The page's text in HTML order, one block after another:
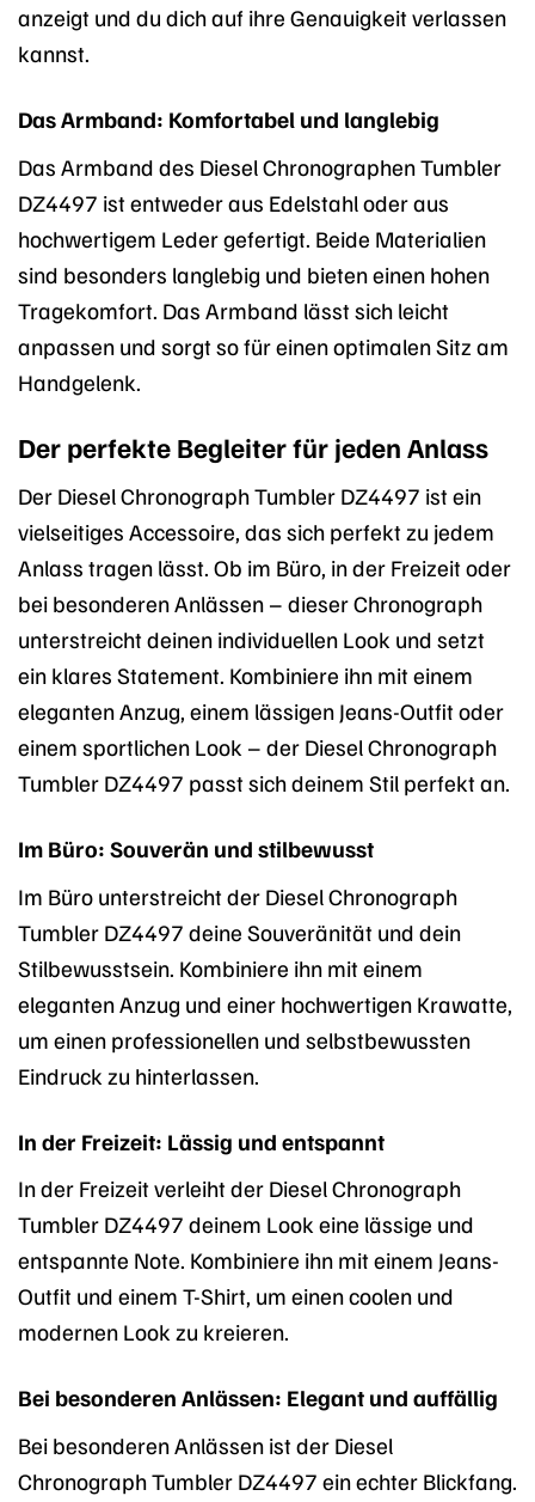
anzeigt und du dich auf ihre Genauigkeit verlassen
kannst.
Das Armband: Komfortabel und langlebig
Das Armband des Diesel Chronographen Tumbler
DZ4497 ist entweder aus Edelstahl oder aus
hochwertigem Leder gefertigt. Beide Materialien
sind besonders langlebig und bieten einen hohen
Tragekomfort. Das Armband lässt sich leicht
anpassen und sorgt so für einen optimalen Sitz am
Handgelenk.
Der perfekte Begleiter für jeden Anlass
Der Diesel Chronograph Tumbler DZ4497 ist ein
vielseitiges Accessoire, das sich perfekt zu jedem
Anlass tragen lässt. Ob im Büro, in der Freizeit oder
bei besonderen Anlässen – dieser Chronograph
unterstreicht deinen individuellen Look und setzt
ein klares Statement. Kombiniere ihn mit einem
eleganten Anzug, einem lässigen Jeans-Outfit oder
einem sportlichen Look – der Diesel Chronograph
Tumbler DZ4497 passt sich deinem Stil perfekt an.
Im Büro: Souverän und stilbewusst
Im Büro unterstreicht der Diesel Chronograph
Tumbler DZ4497 deine Souveränität und dein
Stilbewusstsein. Kombiniere ihn mit einem
eleganten Anzug und einer hochwertigen Krawatte,
um einen professionellen und selbstbewussten
Eindruck zu hinterlassen.
In der Freizeit: Lässig und entspannt
In der Freizeit verleiht der Diesel Chronograph
Tumbler DZ4497 deinem Look eine lässige und
entspannte Note. Kombiniere ihn mit einem Jeans-
Outfit und einem T-Shirt, um einen coolen und
modernen Look zu kreieren.
Bei besonderen Anlässen: Elegant und auffällig
Bei besonderen Anlässen ist der Diesel
Chronograph Tumbler DZ4497 ein echter Blickfang.